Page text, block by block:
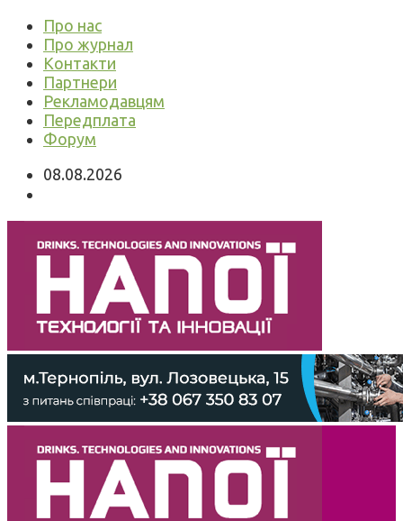
Про нас
Про журнал
Контакти
Партнери
Рекламодавцям
Передплата
Форум
08.08.2026